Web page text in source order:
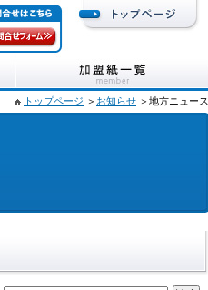
トップページ ＞ お知らせ ＞地方ニュース